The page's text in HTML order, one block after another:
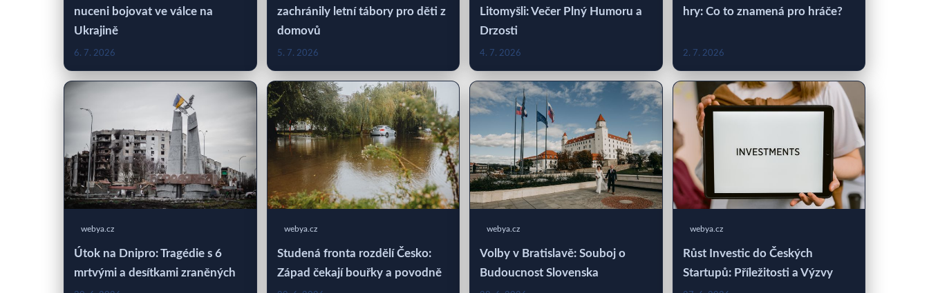
nuceni bojovat ve válce na
Ukrajině
6. 7. 2026
zachránily letní tábory pro děti z
domovů
5. 7. 2026
Litomyšli: Večer Plný Humoru a
Drzosti
4. 7. 2026
hry: Co to znamená pro hráče?
2. 7. 2026
webya.cz
Útok na Dnipro: Tragédie s 6
mrtvými a desítkami zraněných
webya.cz
Studená fronta rozdělí Česko:
Západ čekají bouřky a povodně
webya.cz
Volby v Bratislavě: Souboj o
Budoucnost Slovenska
webya.cz
Růst Investic do Českých
Startupů: Příležitosti a Výzvy